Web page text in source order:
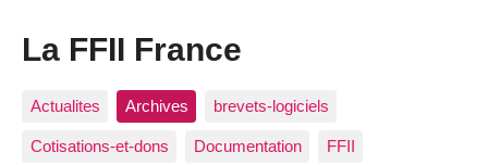
La FFII France
Actualites Archives brevets-logiciels
Cotisations-et-dons Documentation FFII